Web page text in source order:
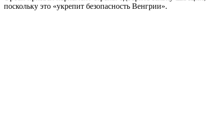
поскольку это «укрепит безопасность Венгрии».